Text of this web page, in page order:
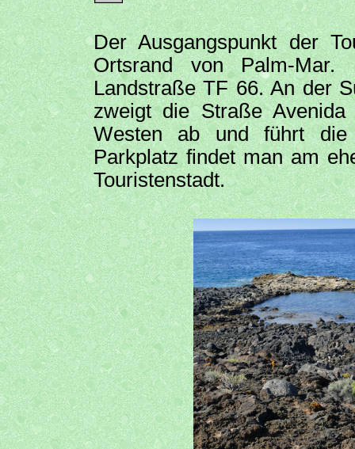
Der Ausgangspunkt der
Ortsrand von Palm-
Landstraße TF 66. An der
zweigt die Straße
Westen ab und führt die
Parkplatz findet man am
Touristenstadt.